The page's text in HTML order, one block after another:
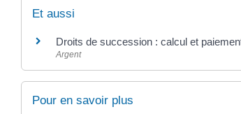
Et aussi
Droits de succession : calcul et
Argent
Pour en savoir plus